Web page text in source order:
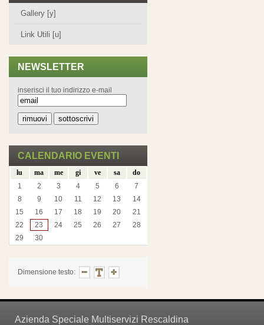
Gallery [y]
Link Utili [u]
NEWSLETTER
inserisci il tuo indirizzo e-mail
CALENDARIO EVENTI
lu ma me gi ve sa
do
1
2 3 4 5 6
7
8
9 10 11 12 13
14
15
16 17 18 19 20
21
22
23 24 25 26 27
28
29
30
Dimensione testo:
Azienda Speciale Multiservizi Rescaldina